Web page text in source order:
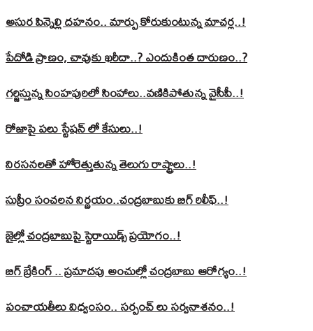
అసుర పిన్నెల్లి దహనం.. మార్పు కోరుకుంటున్న మాచర్ల..!
పేదోడి ప్రాణం, చావుకు ఖరీదా..? ఎందుకింత దారుణం..?
గర్జిస్తున్న సింహపురిలో సింహాలు..వణికిపోతున్న వైసీపీ..!
రోజాపై పలు స్టేషన్ లో కేసులు..!
నిరసనలతో హోరెత్తుతున్న తెలుగు రాష్ట్రాలు..!
సుప్రీం సంచలన నిర్ణయం..చంద్రబాబుకు బిగ్ రిలీఫ్..!
జైల్లో చంద్రబాబుపై స్టెరాయిడ్స్ ప్రయోగం..!
బిగ్ బ్రేకింగ్ .. ప్రమాదపు అంచుల్లో చంద్రబాబు ఆరోగ్యం..!
పంచాయతీలు విధ్వంసం.. సర్పంచ్ లు సర్వనాశనం..!